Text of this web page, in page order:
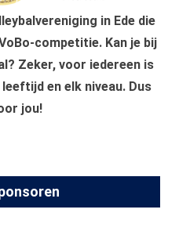
in Ede die
competitie. Kan je bij
Zeker, voor iedereen is
en elk niveau. Dus
jou!